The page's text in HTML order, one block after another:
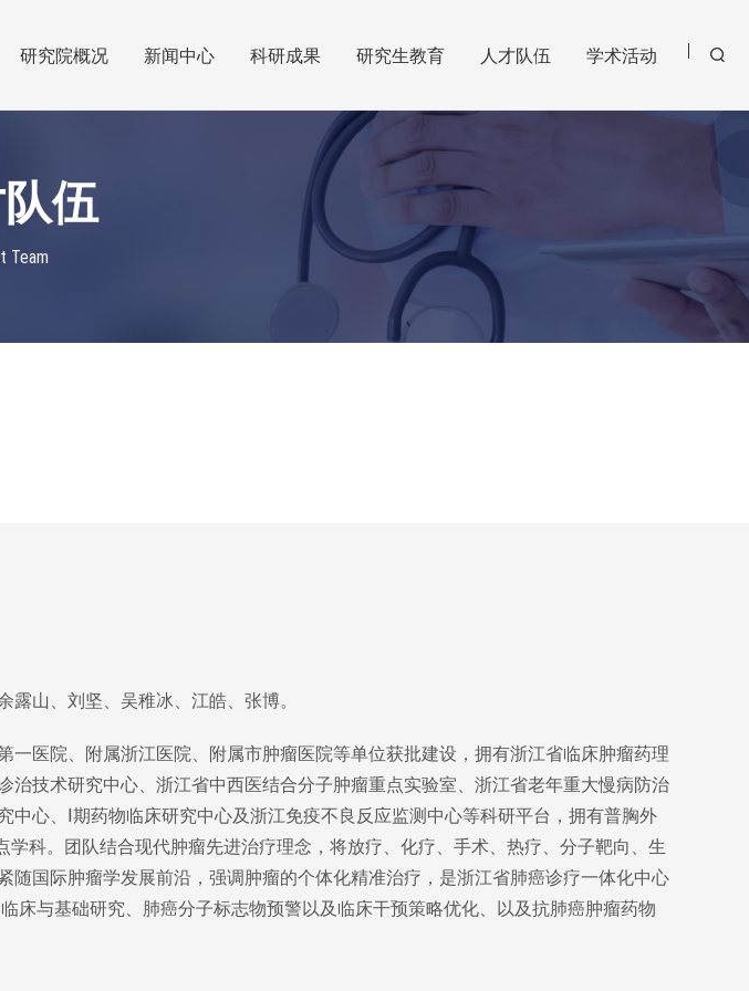
研究院概况 新闻中心 科研成果 研究生教育 人才队伍 学术活动
伍
Team
山、刘坚、吴稚冰、江皓、张博。
医院、附属浙江医院、附属市肿瘤医院等单位获批建设，拥有浙江省临床肿瘤药理
技术研究中心、浙江省中西医结合分子肿瘤重点实验室、浙江省老年重大慢病防治
心、Ⅰ期药物临床研究中心及浙江免疫不良反应监测中心等科研平台，拥有普胸外
科。团队结合现代肿瘤先进治疗理念，将放疗、化疗、手术、热疗、分子靶向、生
国际肿瘤学发展前沿，强调肿瘤的个体化精准治疗，是浙江省肺癌诊疗一体化中心
床与基础研究、肺癌分子标志物预警以及临床干预策略优化、以及抗肺癌肿瘤药物